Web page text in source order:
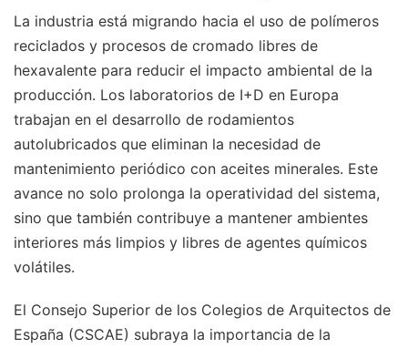
La industria está migrando hacia el uso de polímeros
reciclados y procesos de cromado libres de
hexavalente para reducir el impacto ambiental de la
producción. Los laboratorios de I+D en Europa
trabajan en el desarrollo de rodamientos
autolubricados que eliminan la necesidad de
mantenimiento periódico con aceites minerales. Este
avance no solo prolonga la operatividad del sistema,
sino que también contribuye a mantener ambientes
interiores más limpios y libres de agentes químicos
volátiles.
El Consejo Superior de los Colegios de Arquitectos de
España (CSCAE) subraya la importancia de la